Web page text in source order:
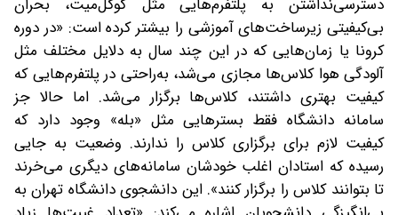
بی‌کیفیتی زیرساخت‌های آموزشی را بیشتر کرده است: «در دوره
کرونا یا زمان‌هایی که در این چند سال به دلایل مختلف مثل
آلودگی هوا کلاس‌ها مجازی می‌شد، به‌راحتی در پلتفرم‌هایی که
کیفیت بهتری داشتند، کلاس‌ها برگزار می‌شد. اما حالا جز
سامانه دانشگاه فقط بسترهایی مثل «بله» وجود دارد که
کیفیت لازم برای برگزاری کلاس را ندارند. وضعیت به جایی
رسیده که استادان اغلب خودشان سامانه‌های دیگری می‌خرند
تا بتوانند کلاس‌ را برگزار کنند». این دانشجوی دانشگاه تهران به